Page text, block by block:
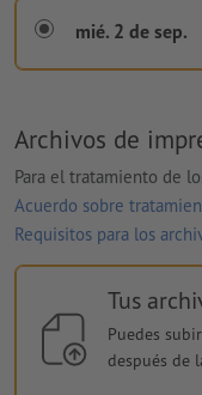
mié. 2 de sep.
Archivos de
Para el tratamiento de
Acuerdo sobre
Requisitos para los
Tus
Puedes
después de